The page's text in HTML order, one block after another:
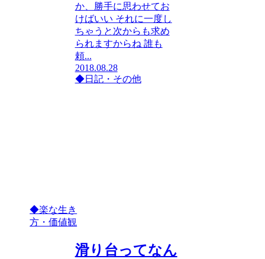
か、勝手に思わせてお
けばいい それに一度し
ちゃうと次からも求め
られますからね 誰も
頼...
2018.08.28
◆日記・その他
◆楽な生き
方・価値観
滑り台ってなん